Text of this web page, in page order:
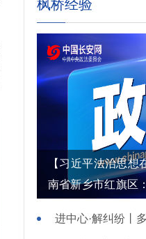
枫桥经验
【习近平法治思想
南省新乡市红旗区